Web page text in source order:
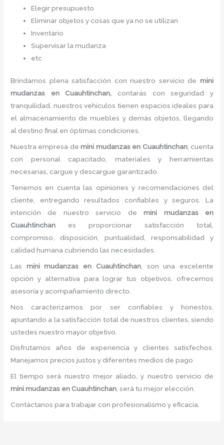
Elegir presupuesto
Eliminar objetos y cosas que ya no se utilizan
Inventario
Supervisar la mudanza
etc
Brindamos plena satisfacción con nuestro servicio de mini
mudanzas
en Cuauhtinchan, contarás con seguridad y
tranquilidad, nuestros vehículos tienen espacios ideales para
el almacenamiento de muebles y demás objetos, llegando
al destino final en óptimas condiciones.
Nuestra empresa demini mudanzas en Cuauhtinchan, cuenta
con personal capacitado, materiales y herramientas
necesarias, cargue y descargue garantizado.
Tenemos en cuenta las opiniones y recomendaciones del
cliente, entregando resultados confiables y seguros. La
intención de nuestro servicio de mini mudanzas
en
Cuauhtinchan es proporcionar satisfacción total,
compromiso, disposición, puntualidad, responsabilidad y
calidad humana cubriendo las necesidades.
Las mini mudanzas en Cuauhtinchan, son una excelente
opción y alternativa para lograr tus objetivos, ofrecemos
asesoría y acompañamiento directo.
Nos caracterizamos por ser confiables y honestos,
apuntando a la satisfacción total de nuestros clientes, siendo
ustedes nuestro mayor objetivo.
Disfrutamos años de experiencia y clientes satisfechos.
Manejamos precios justos y diferentes medios de pago
El tiempo será nuestro mejor aliado, y nuestro servicio de
mini mudanzas en Cuauhtinchan, será tu mejor elección.
Contáctanos para trabajar con profesionalismo y eficacia.